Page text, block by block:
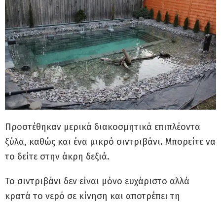
Προστέθηκαν μερικά διακοσμητικά επιπλέοντα
ξύλα, καθώς και ένα μικρό σιντριβάνι. Μπορείτε να
το δείτε στην άκρη δεξιά.
Το σιντριβάνι δεν είναι μόνο ευχάριστο αλλά
κρατά το νερό σε κίνηση και αποτρέπει τη